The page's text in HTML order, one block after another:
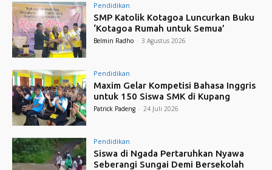
Pendidikan
SMP Katolik Kotagoa Luncurkan Buku
‘Kotagoa Rumah untuk Semua’
Belmin Radho - 3 Agustus 2026
Pendidikan
Maxim Gelar Kompetisi Bahasa Inggris
untuk 150 Siswa SMK di Kupang
Patrick Padeng - 24 Juli 2026
Pendidikan
Siswa di Ngada Pertaruhkan Nyawa
Seberangi Sungai Demi Bersekolah